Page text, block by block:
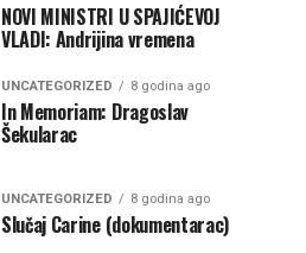
NOVI MINISTRI U SPAJIĆEVOJ
VLADI: Andrijina vremena
UNCATEGORIZED 8 godina ago
In Memoriam: Dragoslav
Šekularac
UNCATEGORIZED 8 godina ago
Slučaj Carine (dokumentarac)